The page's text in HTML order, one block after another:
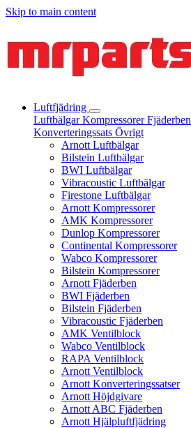
Skip to main content
Luftfjädring
LuftbälgarKompressorerFjäderben
Konverteringssats Övrigt
Arnott Luftbälgar
Bilstein Luftbälgar
BWI Luftbälgar
Vibracoustic Luftbälgar
Firestone Luftbälgar
Arnott Kompressorer
AMK Kompressorer
Dunlop Kompressorer
Continental Kompressorer
Wabco Kompressorer
Bilstein Kompressorer
Arnott Fjäderben
BWI Fjäderben
Bilstein Fjäderben
Vibracoustic Fjäderben
AMK Ventilblock
Wabco Ventilblock
RAPA Ventilblock
Arnott Ventilblock
Arnott Konverteringssatser
Arnott Höjdgivare
Arnott ABC Fjäderben
Arnott Hjälpluftfjädring